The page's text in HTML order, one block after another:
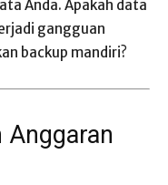
Anda. Apakah data
gangguan
backup mandiri?
Anggaran